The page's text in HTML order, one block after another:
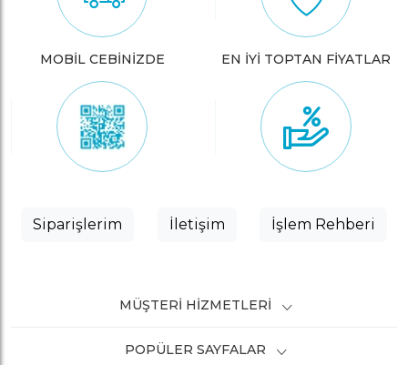
MOBİL CEBİNİZDE EN İYİ TOPTAN FİYATLAR
Siparişlerim İletişim İşlem Rehberi
MÜŞTERI HIZMETLERI
POPÜLER SAYFALAR